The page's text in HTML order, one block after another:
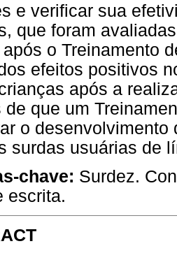
e verificar sua
que foram
o Treinamento
efeitos positivos
após a
de que um
o
surdas usuárias de
chave: Surdez.
escrita.